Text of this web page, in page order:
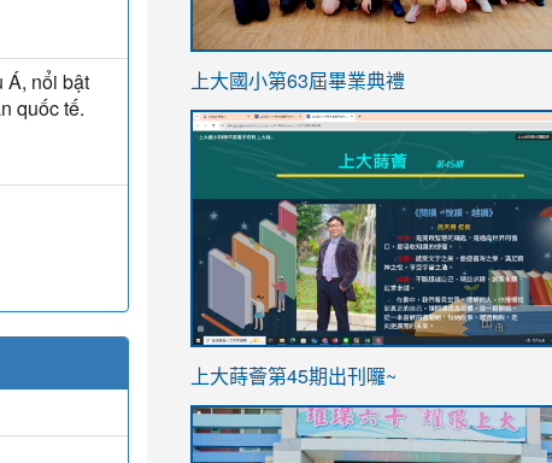
Á, nổi bật
quốc tế.
link
https://sites.google.com/stes.tyc.edu.tw/
上大國小第63屆畢業典禮
link
ink
https://sites.google.com/stes.tyc.edu.tw/
link
https://sites.google.com/stes.tyc.edu.tw/
上大蒔薈第45期出刊囉~